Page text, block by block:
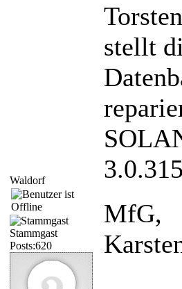
Waldorf
Stammgast
Posts:620
stellt
MfG,